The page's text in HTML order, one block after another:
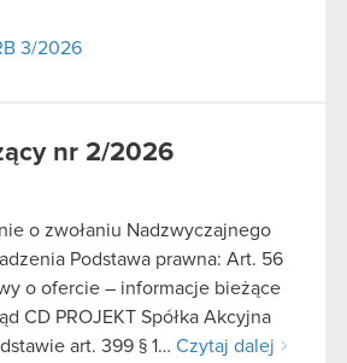
3/2026
nr 2/2026
o zwołaniu Nadzwyczajnego
Podstawa prawna: Art. 56
o ofercie – informacje bieżące
CD PROJEKT Spółka Akcyjna
art. 399 § 1… Czytaj dalej